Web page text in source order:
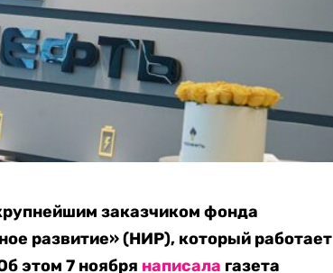
заказчиком фонда
развитие» (НИР), который работает
этом 7 ноября написала газета